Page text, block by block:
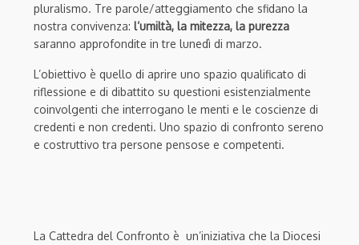
pluralismo. Tre parole/atteggiamento che sfidano la
nostra convivenza: l’umiltà, la mitezza, la purezza
saranno approfondite in tre lunedì di marzo.
L’obiettivo è quello di aprire uno spazio qualificato di
riflessione e di dibattito su questioni esistenzialmente
coinvolgenti che interrogano le menti e le coscienze di
credenti e non credenti. Uno spazio di confronto sereno
e costruttivo tra persone pensose e competenti.
La Cattedra del Confronto è un’iniziativa che la Diocesi